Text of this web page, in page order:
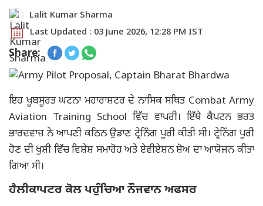
Lalit Kumar Sharma
Last Updated : 03 June 2026, 12:28 PM IST
Share:
ਇਹ ਖੂਬਸੂਰਤ ਘਟਨਾ ਮਹਾਰਾਸ਼ਟਰ ਦੇ ਨਾਸਿਕ ਸਥਿਤ Combat Army
Aviation Training School ਵਿੱਚ ਵਾਪਰੀ। ਇੱਥੇ ਕੈਪਟਨ ਭਰਤ
ਭਾਰਦਵਾਜ਼ ਨੇ ਆਪਣੀ ਕਠਿਨ ਉਡਾਣ ਟ੍ਰੇਨਿੰਗ ਪੂਰੀ ਕੀਤੀ ਸੀ। ਟ੍ਰੇਨਿੰਗ ਪੂਰੀ
ਹੋਣ ਦੀ ਖੁਸ਼ੀ ਵਿੱਚ ਵਿਸ਼ੇਸ਼ ਸਮਾਰੋਹ ਅਤੇ ਏਵੀਏਸ਼ਨ ਸ਼ੋਅ ਦਾ ਆਯੋਜਨ ਕੀਤਾ
ਗਿਆ ਸੀ।
ਹੈਲੀਕਾਪਟਰ ਕੋਲ ਪਹੁੰਚਿਆ ਨੌਜਵਾਨ ਅਫਸਰ